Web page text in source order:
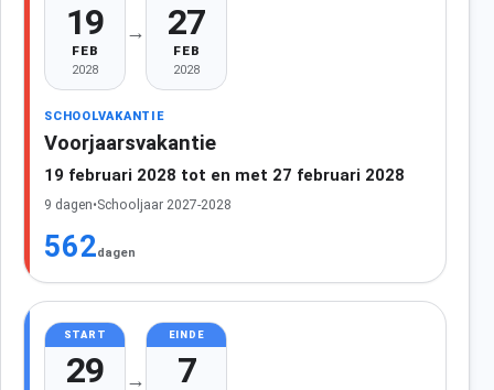
19
FEB
2028
→ 27
FEB
2028
SCHOOLVAKANTIE
Voorjaarsvakantie
19 februari 2028 tot en met 27 februari 2028
9 dagen•Schooljaar 2027-2028
562dagen
START
29 →
EINDE
7